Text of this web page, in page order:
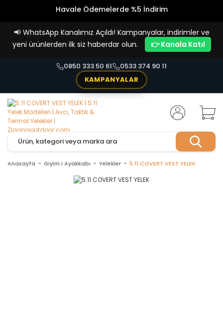
Havale Ödemelerde %5 İndirim
📢 WhatsApp Kanalımız Açıldı! Kampanyalar, indirimler ve
yeni ürünlerden ilk siz haberdar olun.
👉 Kanala Katıl
0850 333 50 61
0533 374 90 11
KAMPANYALAR
Anasayfa Giyim I Ayakkabı Yelekler 5.11 COVERT VEST YELEK